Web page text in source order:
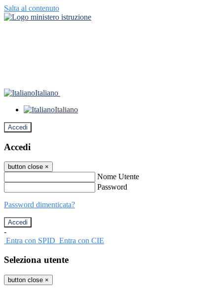
Salta al contenuto
Italiano
Italiano
Accedi
Accedi
button close ×
Nome Utente
Password
Password dimenticata?
-
Entra con SPID Entra con CIE
Seleziona utente
button close ×